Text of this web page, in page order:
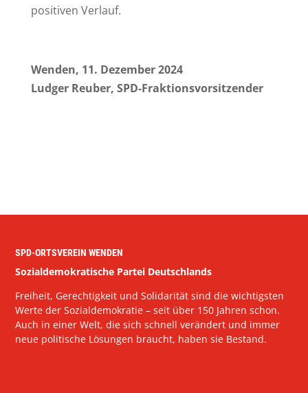
positiven Verlauf.
Wenden, 11. Dezember 2024
Ludger Reuber, SPD-Fraktionsvorsitzender
SPD-ORTSVEREIN WENDEN
Sozialdemokratische Partei Deutschlands
Freiheit, Gerechtigkeit und Solidarität sind die wichtigsten
Werte der Sozialdemokratie – seit über 150 Jahren schon.
Auch in einer Welt, die sich schnell verändert und immer
neue politische Lösungen braucht, haben sie Bestand.